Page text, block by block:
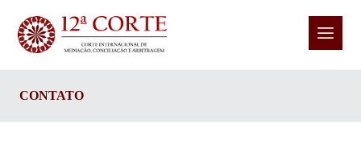
CONTATO